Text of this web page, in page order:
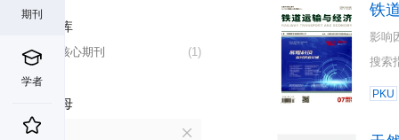
期刊
学者
数据库
(1)
北大核心期刊
首字母
铁
影响
搜索
PKU